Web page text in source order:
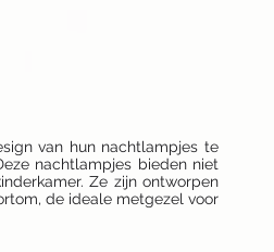
van hun nachtlampjes te
nachtlampjes bieden niet
Ze zijn ontworpen
de ideale metgezel voor